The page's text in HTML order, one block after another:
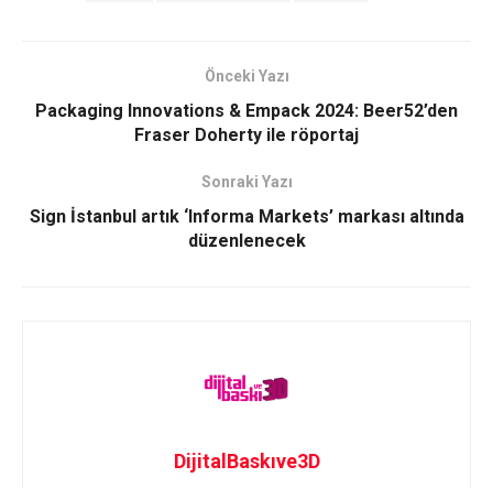
Önceki Yazı
Packaging Innovations & Empack 2024: Beer52’den
Fraser Doherty ile röportaj
Sonraki Yazı
Sign İstanbul artık ‘Informa Markets’ markası altında
düzenlenecek
DijitalBaskıve3D